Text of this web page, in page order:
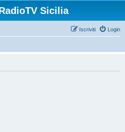
Sicilia
Login
Iscriviti